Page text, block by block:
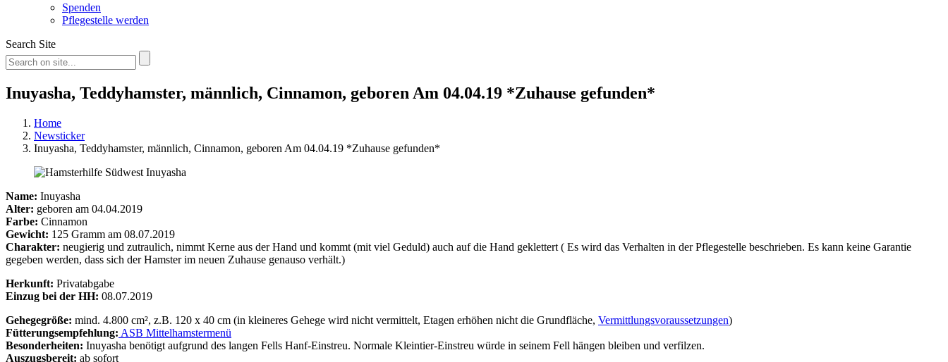
Spenden
Pflegestelle werden
Search Site
Inuyasha, Teddyhamster, männlich, Cinnamon, geboren Am 04.04.19 *Zuhause gefunden*
Home
Newsticker
Inuyasha, Teddyhamster, männlich, Cinnamon, geboren Am 04.04.19 *Zuhause gefunden*
Name: Inuyasha
Alter: geboren am 04.04.2019
Farbe: Cinnamon
Gewicht: 125 Gramm am 08.07.2019
Charakter: neugierig und zutraulich, nimmt Kerne aus der Hand und kommt (mit viel Geduld) auch auf die Hand geklettert ( Es wird das Verhalten in der Pflegestelle beschrieben. Es kann keine Garantie
gegeben werden, dass sich der Hamster im neuen Zuhause genauso verhält.)
Herkunft: Privatabgabe
Einzug bei der HH: 08.07.2019
Gehegegröße: mind. 4.800 cm², z.B. 120 x 40 cm (in kleineres Gehege wird nicht vermittelt, Etagen erhöhen nicht die Grundfläche, Vermittlungsvoraussetzungen)
Fütterungsempfehlung: ASB Mittelhamstermenü
Besonderheiten: Inuyasha benötigt aufgrund des langen Fells Hanf-Einstreu. Normale Kleintier-Einstreu würde in seinem Fell hängen bleiben und verfilzen.
Auszugsbereit: ab sofort